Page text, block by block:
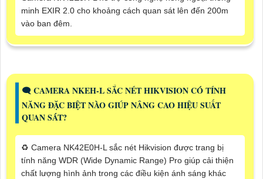
minh EXIR 2.0 cho khoảng cách quan sát lên đến 200m
vào ban đêm. ️
🗨️ CAMERA NKEH-L SẮC NÉT HIKVISION CÓ TÍNH
NĂNG ĐẶC BIỆT NÀO GIÚP NÂNG CAO HIỆU SUẤT
QUAN SÁT?
♻️ Camera NK42E0H-L sắc nét Hikvision được trang bị
tính năng WDR (Wide Dynamic Range) Pro giúp cải thiện
chất lượng hình ảnh trong các điều kiện ánh sáng khác